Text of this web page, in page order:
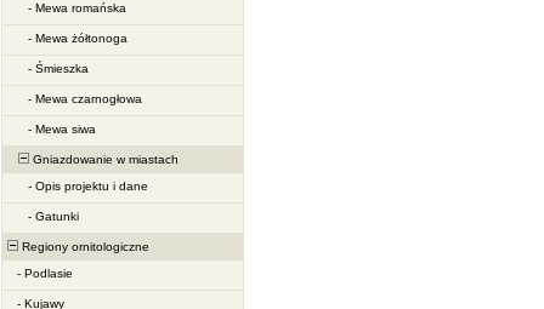
- Mewa romańska
- Mewa żółtonoga
- Śmieszka
- Mewa czarnogłowa
- Mewa siwa
Gniazdowanie w miastach
- Opis projektu i dane
- Gatunki
Regiony ornitologiczne
- Podlasie
- Kujawy